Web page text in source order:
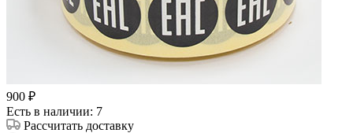
900 ₽
Есть в наличии: 7
Рассчитать доставку